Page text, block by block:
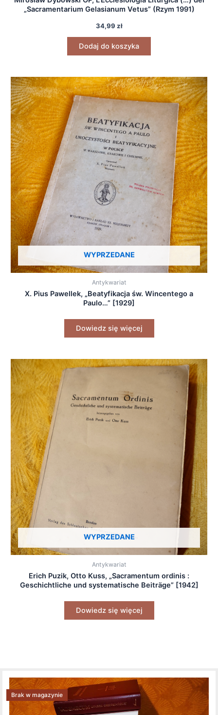
„Sacramentarium Gelasianum Vetus” (Rzym 1991)
34,99 zł
Dodaj do koszyka
WYPRZEDANE
Antykwariat
X. Pius Pawellek, „Beatyfikacja św. Wincentego a
Paulo…” [1929]
Dowiedz się więcej
WYPRZEDANE
Antykwariat
Erich Puzik, Otto Kuss, „Sacramentum ordinis :
Geschichtliche und systematische Beiträge” [1942]
Dowiedz się więcej
Brak w magazynie